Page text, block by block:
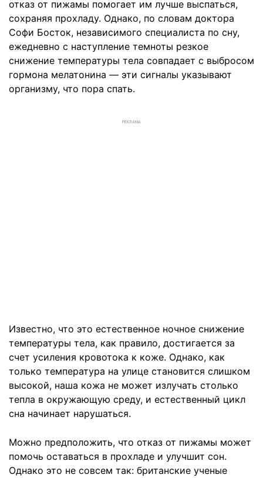
отказ от пижамы помогает им лучше выспаться,
сохраняя прохладу. Однако, по словам доктора
Софи Босток, независимого специалиста по сну,
ежедневно с наступление темноты резкое
снижение температуры тела совпадает с выбросом
гормона мелатонина — эти сигналы указывают
организму, что пора спать.
РЕКЛАМА
Известно, что это естественное ночное снижение
температуры тела, как правило, достигается за
счет усиления кровотока к коже. Однако, как
только температура на улице становится слишком
высокой, наша кожа не может излучать столько
тепла в окружающую среду, и естественный цикл
сна начинает нарушаться.
Можно предположить, что отказ от пижамы может
помочь оставаться в прохладе и улучшит сон.
Однако это не совсем так: британские ученые